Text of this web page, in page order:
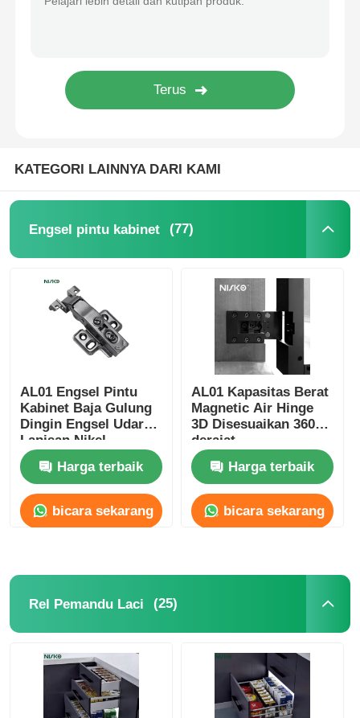
Tray peralatan makan
wadah beras
KATEGORI LAINNYA DARI KAMI
Engsel pintu kabinet (77)
AL01 Engsel Pintu
Kabinet Baja Gulung
Dingin Engsel Udara
Lapisan Nikel
Harga terbaik
bicara sekarang
AL01 Kapasitas Berat
Magnetic Air Hinge
3D Disesuaikan 360
derajat
Harga terbaik
bicara sekarang
Rel Pemandu Laci (25)